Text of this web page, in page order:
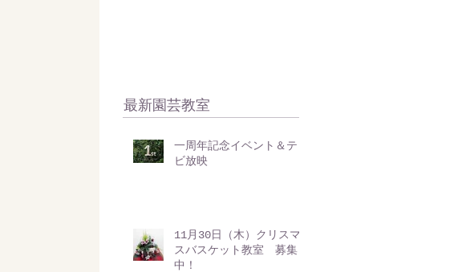
最新園芸教室
一周年記念イベント＆テレ
ビ放映
11月30日（木）クリスマ
スバスケット教室 募集
中！